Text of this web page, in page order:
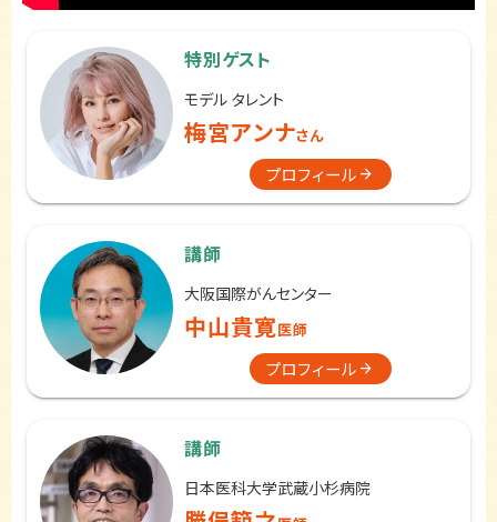
特別ゲスト
モデル タレント
梅宮アンナさん
プロフィール
講師
大阪国際がんセンター
中山貴寛医師
プロフィール
講師
日本医科大学武蔵小杉病院